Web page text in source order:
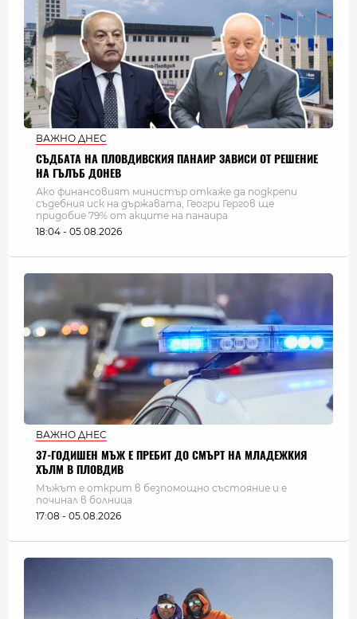
ВАЖНО ДНЕС
СЪДБАТА НА ПЛОВДИВСКИЯ ПАНАИР ЗАВИСИ ОТ РЕШЕНИЕ
НА ГЪЛЪБ ДОНЕВ
Ако финансовият министър откаже да подкрепи
съдебния иск на държавата, Геогри Гергов ще
придобие 79% от акците на панаира
18:04 - 05.08.2026
ВАЖНО ДНЕС
37-ГОДИШЕН МЪЖ Е ПРЕБИТ ДО СМЪРТ НА МЛАДЕЖКИЯ
ХЪЛМ В ПЛОВДИВ
Мъжът е открит в безпомощно състояние и е
починал в болница
17:08 - 05.08.2026